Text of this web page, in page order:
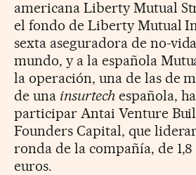
americana Liberty Mutual
el fondo de Liberty Mutual
sexta aseguradora de no-
mundo, y a la española
la operación, una de las de
de una insurtechespañola,
participar Antai Venture
Founders Capital, que
ronda de la compañía, de
euros.